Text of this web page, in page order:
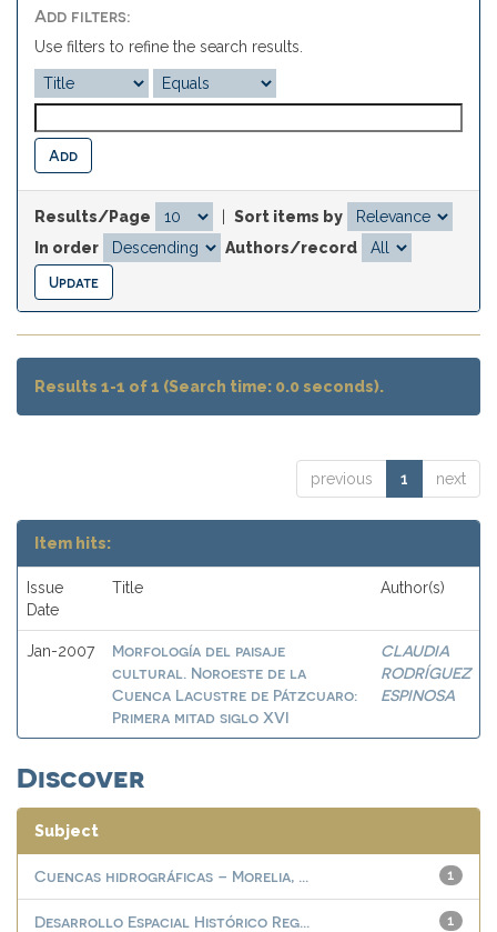
Add filters:
Use filters to refine the search results.
Results/Page
Sort items by
In order
Authors/record
Results 1-1 of 1 (Search time: 0.0 seconds).
previous 1 next
Item hits:
Issue
Date
Title Author(s)
Jan-2007
Morfología del paisaje
cultural. Noroeste de la
Cuenca Lacustre de Pátzcuaro:
Primera mitad siglo XVI
CLAUDIA
RODRÍGUEZ
ESPINOSA
Discover
Subject
1
Cuencas hidrográficas – Morelia, ...
1
Desarrollo Espacial Histórico Reg...